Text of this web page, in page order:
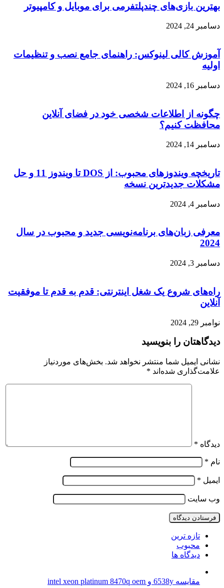
بهترین بازی‌های چندپلتفرمی برای موبایل و کامپیوتر
دسامبر 24, 2024
آموزش کالی لینوکس: راهنمای جامع نصب و تنظیمات
اولیه
دسامبر 16, 2024
چگونه از اطلاعات شخصی خود در فضای آنلاین
محافظت کنیم؟
دسامبر 14, 2024
تاریخچه ویندوزهای محبوب: از DOS تا ویندوز 11 و حل
مشکلات جدیدترین نسخه
دسامبر 4, 2024
معرفی زبان‌های برنامه‌نویسی جدید و محبوب در سال
2024
دسامبر 3, 2024
راه‌های شروع یک شغل اینترنتی: قدم به قدم تا موفقیت
آنلاین
نوامبر 29, 2024
دیدگاهتان را بنویسید
نشانی ایمیل شما منتشر نخواهد شد. بخش‌های موردنیاز
علامت‌گذاری شده‌اند *
دیدگاه *
نام *
ایمیل *
وب‌ سایت
تازه ترین
محبوب
دیدگاه ها
مقایسه 6538y و intel xeon platinum 8470q oem